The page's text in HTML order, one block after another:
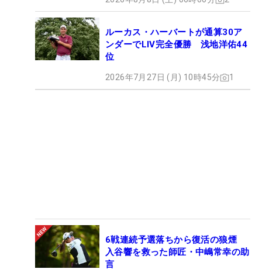
ルーカス・ハーバートが通算30ア
ンダーでLIV完全優勝 浅地洋佑44
位
2026年7月27日 (月) 10時45分 1
6戦連続予選落ちから復活の狼煙
入谷響を救った師匠・中嶋常幸の助
言